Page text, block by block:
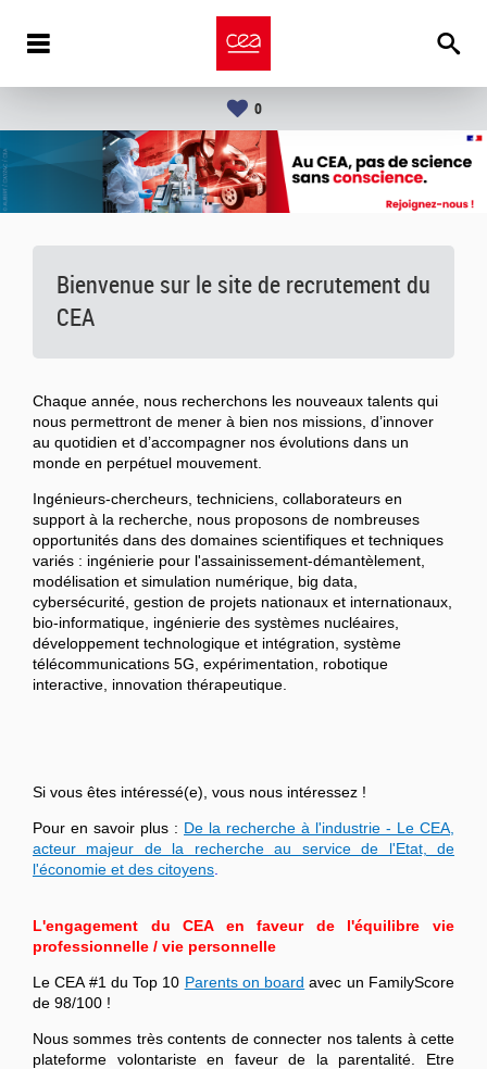
0
Bienvenue sur le site de recrutement du
CEA
Chaque année, nous recherchons les nouveaux talents qui
nous permettront de mener à bien nos missions, d’innover
au quotidien et d’accompagner nos évolutions dans un
monde en perpétuel mouvement.
Ingénieurs-chercheurs, techniciens, collaborateurs en
support à la recherche, nous proposons de nombreuses
opportunités dans des domaines scientifiques et techniques
variés : ingénierie pour l'assainissement-démantèlement,
modélisation et simulation numérique, big data,
cybersécurité, gestion de projets nationaux et internationaux,
bio-informatique, ingénierie des systèmes nucléaires,
développement technologique et intégration, système
télécommunications 5G, expérimentation, robotique
interactive, innovation thérapeutique.
Si vous êtes intéressé(e), vous nous intéressez !
Pour en savoir plus : De la recherche à l'industrie - Le CEA,
acteur majeur de la recherche au service de l'Etat, de
l'économie et des citoyens
L'engagement du CEA en faveur de l'équilibre vie
professionnelle / vie personnelle
Le CEA #1 du Top 10 Parents on board avec un FamilyScore
de 98/100 !
Nous sommes très contents de connecter nos talents à cette
plateforme volontariste en faveur de la parentalité. Etre